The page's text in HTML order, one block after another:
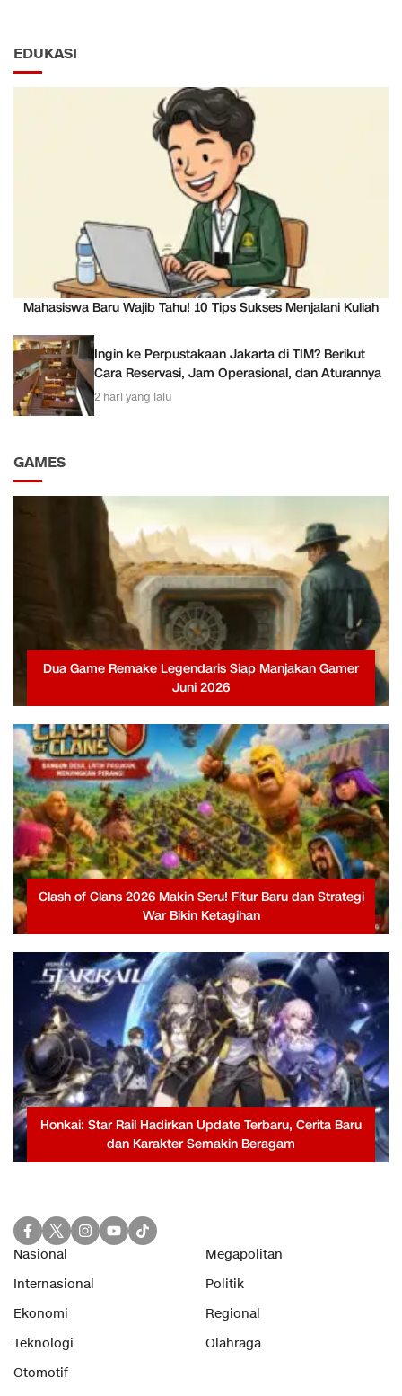
EDUKASI
Mahasiswa Baru Wajib Tahu! 10 Tips Sukses Menjalani Kuliah
Ingin ke Perpustakaan Jakarta di TIM? Berikut
Cara Reservasi, Jam Operasional, dan Aturannya
2 hari yang lalu
GAMES
Dua Game Remake Legendaris Siap Manjakan Gamer
Juni 2026
Clash of Clans 2026 Makin Seru! Fitur Baru dan Strategi
War Bikin Ketagihan
Honkai: Star Rail Hadirkan Update Terbaru, Cerita Baru
dan Karakter Semakin Beragam
Nasional
Megapolitan
Internasional
Politik
Ekonomi
Regional
Teknologi
Olahraga
Otomotif